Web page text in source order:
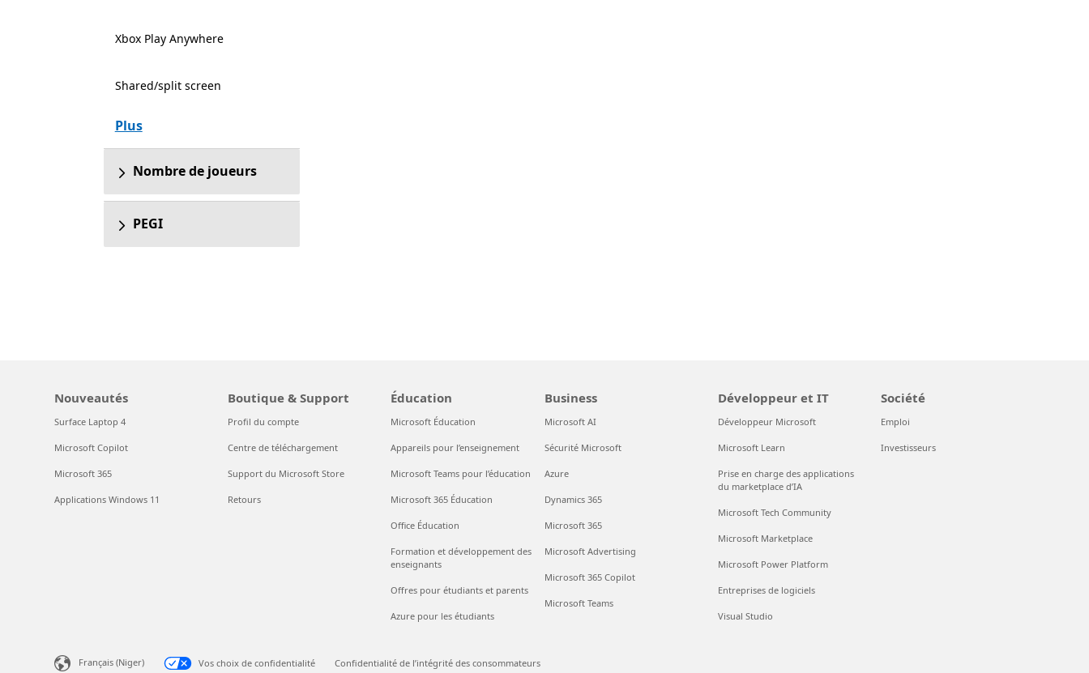
Xbox Play Anywhere
Shared/split screen
Plus
Nombre de joueurs
PEGI
Nouveautés
Surface Laptop 4
Microsoft Copilot
Microsoft 365
Applications Windows 11
Boutique & Support
Profil du compte
Centre de téléchargement
Support du Microsoft Store
Retours
Éducation
Microsoft Éducation
Appareils pour l’enseignement
Microsoft Teams pour l’éducation
Microsoft 365 Éducation
Office Éducation
Formation et développement des
enseignants
Offres pour étudiants et parents
Azure pour les étudiants
Business
Microsoft AI
Sécurité Microsoft
Azure
Dynamics 365
Microsoft 365
Microsoft Advertising
Microsoft 365 Copilot
Microsoft Teams
Développeur et IT
Développeur Microsoft
Microsoft Learn
Prise en charge des applications
du marketplace d’IA
Microsoft Tech Community
Microsoft Marketplace
Microsoft Power Platform
Entreprises de logiciels
Visual Studio
Société
Emploi
Investisseurs
Français (Niger) Vos choix de confidentialité Confidentialité de l’intégrité des consommateurs